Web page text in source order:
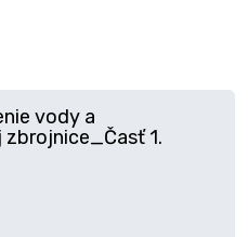
vody a
zbrojnice_Časť 1.